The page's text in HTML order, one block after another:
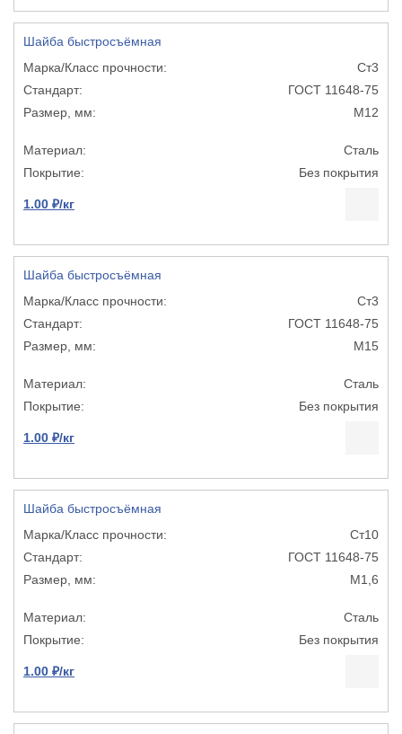
Шайба быстросъёмная
Ст3
ГОСТ 11648-75
М12
Сталь
Без покрытия
1.00 ₽/кг
Шайба быстросъёмная
Ст3
ГОСТ 11648-75
М15
Сталь
Без покрытия
1.00 ₽/кг
Шайба быстросъёмная
Ст10
ГОСТ 11648-75
М1,6
Сталь
Без покрытия
1.00 ₽/кг